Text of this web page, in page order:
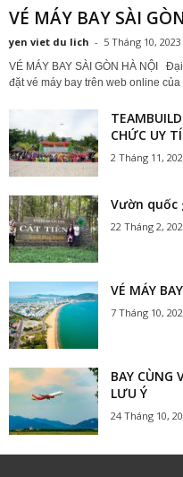
VÉ MÁY BAY SÀI
yen viet du lich - 5 Tháng 10, 2023
VÉ MÁY BAY SÀI GÒN HÀ NỘI
đặt vé máy bay trên web online của
CHỨC UY
2 Tháng 11,
Vườn quốc
22 Tháng 2,
VÉ MÁY
7 Tháng 10,
BAY CÙNG
LƯU Ý
24 Tháng 10,